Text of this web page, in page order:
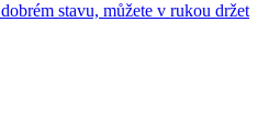
stavu, můžete v rukou držet